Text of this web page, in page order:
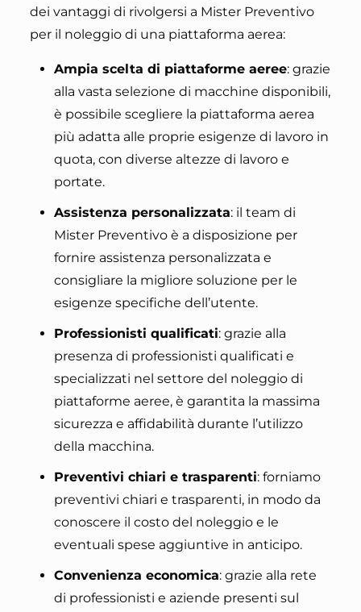
dei vantaggi di rivolgersi a Mister Preventivo
per il noleggio di una piattaforma aerea:
Ampia scelta di piattaforme aeree: grazie
alla vasta selezione di macchine disponibili,
è possibile scegliere la piattaforma aerea
più adatta alle proprie esigenze di lavoro in
quota, con diverse altezze di lavoro e
portate.
Assistenza personalizzata: il team di
Mister Preventivo è a disposizione per
fornire assistenza personalizzata e
consigliare la migliore soluzione per le
esigenze specifiche dell’utente.
Professionisti qualificati: grazie alla
presenza di professionisti qualificati e
specializzati nel settore del noleggio di
piattaforme aeree, è garantita la massima
sicurezza e affidabilità durante l’utilizzo
della macchina.
Preventivi chiari e trasparenti: forniamo
preventivi chiari e trasparenti, in modo da
conoscere il costo del noleggio e le
eventuali spese aggiuntive in anticipo.
Convenienza economica: grazie alla rete
di professionisti e aziende presenti sul